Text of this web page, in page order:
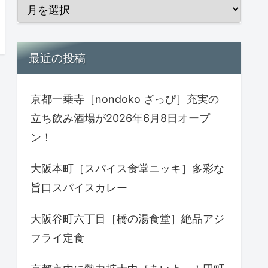
最近の投稿
京都一乗寺［nondoko ざっぴ］充実の
立ち飲み酒場が2026年6月8日オープ
ン！
大阪本町［スパイス食堂ニッキ］多彩な
旨口スパイスカレー
大阪谷町六丁目［橋の湯食堂］絶品アジ
フライ定食